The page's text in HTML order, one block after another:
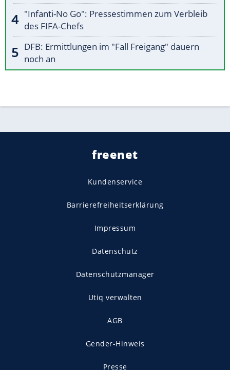
"Infanti-No Go": Pressestimmen zum Verbleib
des FIFA-Chefs
DFB: Ermittlungen im "Fall Freigang" dauern
noch an
freenet
Kundenservice
Barrierefreiheitserklärung
Impressum
Datenschutz
Datenschutzmanager
Utiq verwalten
AGB
Gender-Hinweis
Presse